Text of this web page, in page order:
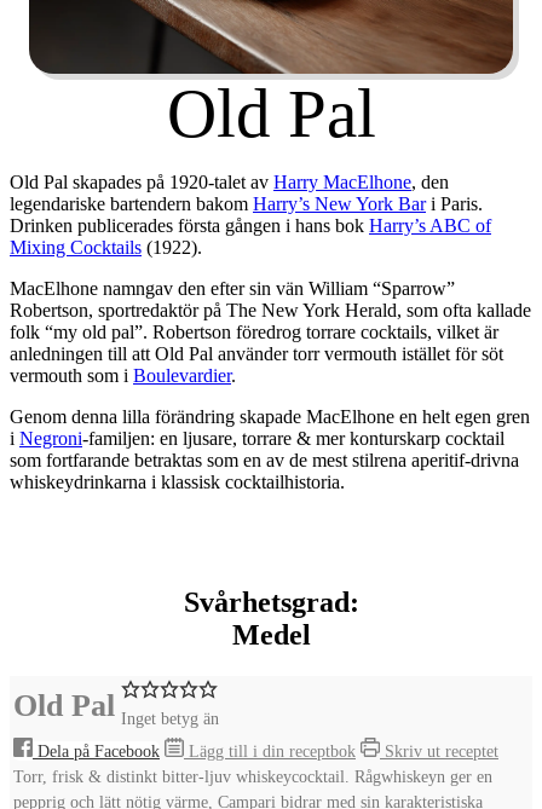
Old Pal
Old Pal skapades på 1920-talet av Harry MacElhone, den
legendariske bartendern bakom Harry’s New York Bari Paris.
Drinken publicerades första gången i hans bok Harry’s ABC of
Mixing Cocktails (1922).
MacElhone namngav den efter sin vän William “Sparrow”
Robertson, sportredaktör på The New York Herald, som ofta kallade
folk “my old pal”. Robertson föredrog torrare cocktails, vilket är
anledningen till att Old Pal användertorr vermouth istället för söt
vermouth som i Boulevardier.
Genom denna lilla förändring skapade MacElhone en helt egen gren
i Negroni-familjen: en ljusare, torrare & mer konturskarp cocktail
som fortfarande betraktas som en av de mest stilrena aperitif-drivna
whiskeydrinkarna i klassisk cocktailhistoria.
Svårhetsgrad:
Medel
Old Pal Inget betyg än
Dela på Facebook
Lägg till i din receptbok
Skriv ut receptet
Torr, frisk & distinkt bitter-ljuv whiskeycocktail. Rågwhiskeyn ger en
pepprig och lätt nötig värme, Campari bidrar med sin karakteristiska